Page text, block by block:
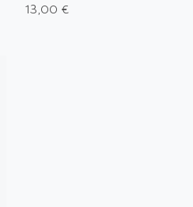
13,00 €